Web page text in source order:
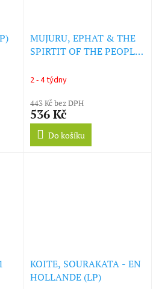
MUJURU, EPHAT & THE
SPIRTIT OF THE PEOPLE
2 - 4 týdny
443 Kč bez DPH
536 Kč
Do košíku
KOITE, SOURAKATA - EN
HOLLANDE (LP)